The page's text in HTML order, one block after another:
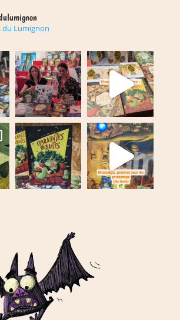
du Lumignon